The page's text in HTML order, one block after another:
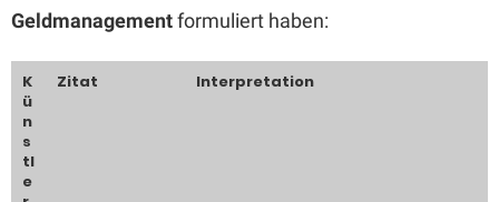
Geldmanagementformuliert haben:
K
ü
n
s
tl
e
Zitat Interpretation